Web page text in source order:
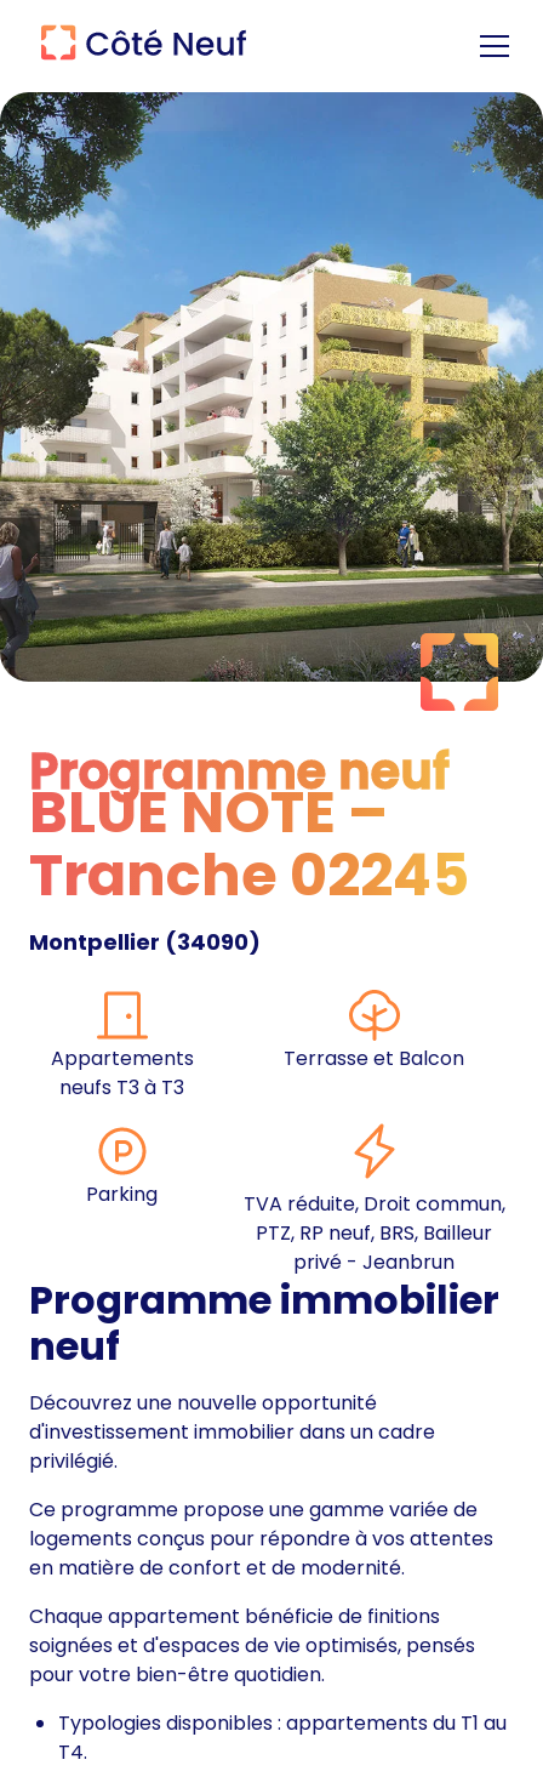
Programme neuf
Programme neuf
BLUE NOTE –
Tranche 02245
Montpellier (34090)
Appartements
neufs T3 à T3
Terrasse et Balcon
Parking
TVA réduite, Droit commun,
PTZ, RP neuf, BRS, Bailleur
privé - Jeanbrun
Programme immobilier
neuf
Découvrez une nouvelle opportunité
d'investissement immobilier dans un cadre
privilégié.
Ce programme propose une gamme variée de
logements conçus pour répondre à vos attentes
en matière de confort et de modernité.
Chaque appartement bénéficie de finitions
soignées et d'espaces de vie optimisés, pensés
pour votre bien-être quotidien.
Typologies disponibles : appartements du T1 au
T4.